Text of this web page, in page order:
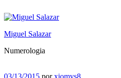
al
Miguel Salazar
Numerologia
Publicado
03/13/2015 porxiomys8